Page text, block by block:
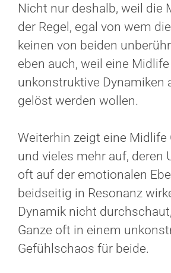
Nicht nur deshalb, weil die
der Regel, egal von wem
keinen von beiden
eben auch, weil eine
unkonstruktive Dynamiken
gelöst werden wollen.
Weiterhin zeigt eine Midlife
und vieles mehr auf, deren
oft auf der emotionalen
beidseitig in Resonanz
Dynamik nicht
Ganze oft in einem
Gefühlschaos für beide.